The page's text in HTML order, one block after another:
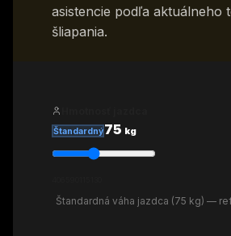
asistencie podľa aktuálneho
šliapania.
Štandardný75 kg
Štandardná váha jazdca (75 kg) —